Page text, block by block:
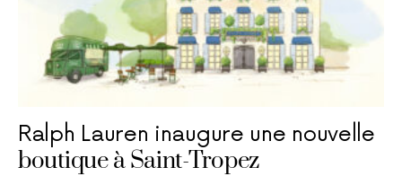
Ralph Lauren inaugure une nouvelle
boutique à Saint-Tropez